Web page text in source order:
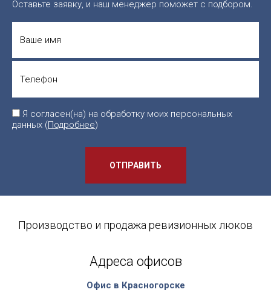
Оставьте заявку, и наш менеджер поможет с подбором.
Я согласен(на) на обработку моих персональных
данных (Подробнее)
ОТПРАВИТЬ
Производство и продажа ревизионных люков
Адреса офисов
Офис в Красногорске